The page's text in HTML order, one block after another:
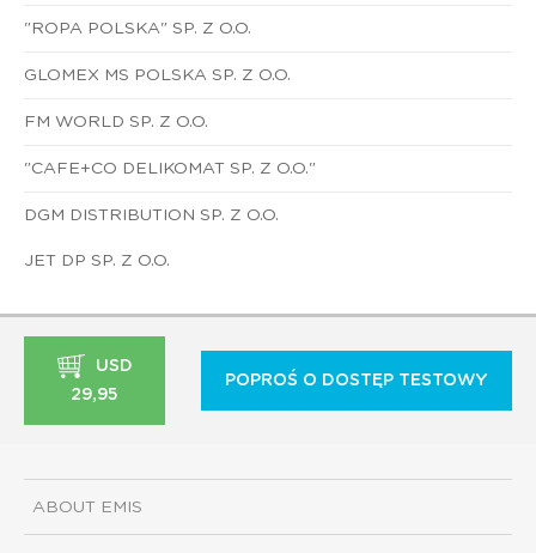
"ROPA POLSKA" SP. Z O.O.
GLOMEX MS POLSKA SP. Z O.O.
FM WORLD SP. Z O.O.
"CAFE+CO DELIKOMAT SP. Z O.O."
DGM DISTRIBUTION SP. Z O.O.
JET DP SP. Z O.O.
USD
29,95
POPROŚ O DOSTĘP TESTOWY
ABOUT EMIS